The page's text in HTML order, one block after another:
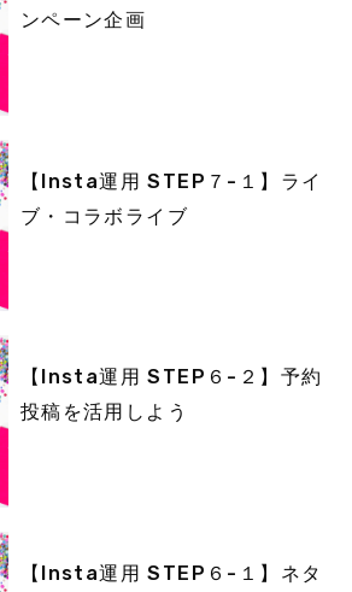
ンペーン企画
【Insta運用 STEP７-１】ライ
ブ・コラボライブ
【Insta運用 STEP６-２】予約
投稿を活用しよう
【Insta運用 STEP６-１】ネタ